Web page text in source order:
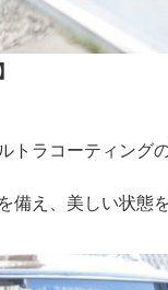
トラコーティング
え、美しい状態